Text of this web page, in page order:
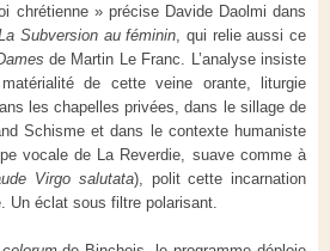
chrétienne » précise Davide Daolmi dans
Subversion au féminin , qui relie aussi ce
de Martin Le Franc. L’analyse insiste
de cette veine orante, liturgie
les chapelles privées, dans le sillage de
Schisme et dans le contexte humaniste
vocale de La Reverdie, suave comme à
Virgo salutata), polit cette incarnation
Un éclat sous filtre polarisant.